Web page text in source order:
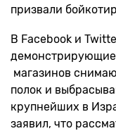
призвали
В Facebook и
магазинов
полок и
крупнейших в
заявил, что